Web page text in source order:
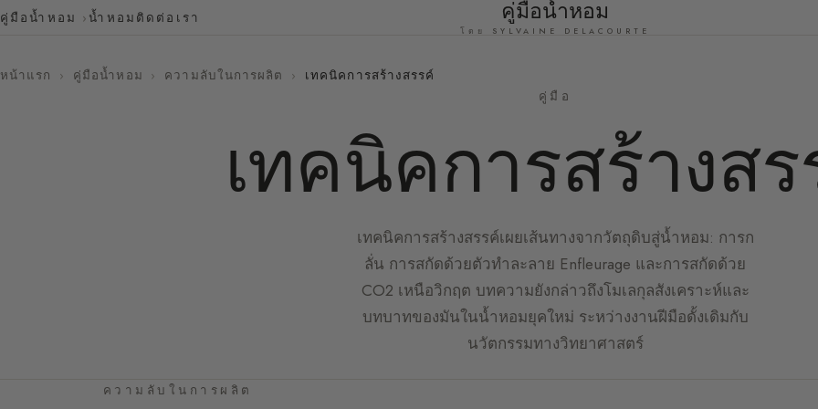
คู่มือน้ำหอม น้ำหอม ติดต่อเรา คู่มือน้ำหอม
โดย SYLVAINE DELACOURTE
หน้าแรก › คู่มือน้ำหอม › ความลับในการผลิต ›
เทคนิคการสร้างสรรค์
คู่มือ
เทคนิคการสร้างส
เทคนิคการสร้างสรรค์เผยเส้นทางจากวัตถุดิบสู่น้ำหอม: การก
ลั่น การสกัดด้วยตัวทำละลาย Enfleurage และการสกัดด้วย
CO2 เหนือวิกฤต บทความยังกล่าวถึงโมเลกุลสังเคราะห์และ
บทบาทของมันในน้ำหอมยุคใหม่ ระหว่างงานฝีมือดั้งเดิมกับ
นวัตกรรมทางวิทยาศาสตร์
ความลับในการผลิต